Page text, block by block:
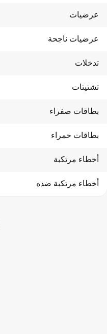
عرضيات
عرضيات ناجحة
تدخلات
تشتيتات
بطاقات صفراء
بطاقات حمراء
أخطاء مرتكبة
أخطاء مرتكبة ضده